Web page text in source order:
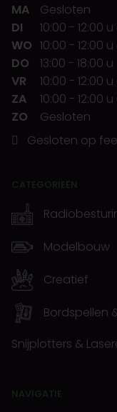
MA
Gesloten
DI
10:00 - 12:00 u
WO 10:00 - 12:00 u
DO
13:00 - 18:00 u
VR
10:00 - 12:00 u
ZA
10:00 - 12:00 u
ZO
Gesloten
Gesloten op
CATEGORIEËN
Modelbouw
Creatief
Bordspellen
Snijplotters &
NAVIGATIE